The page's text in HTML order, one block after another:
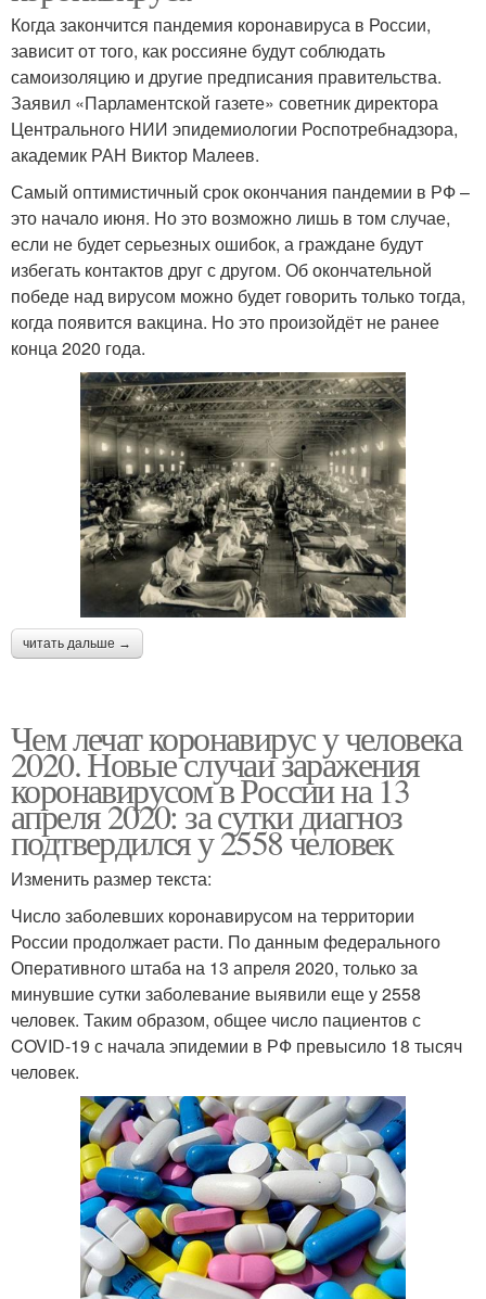
Когда закончится пандемия коронавируса в России,
зависит от того, как россияне будут соблюдать
самоизоляцию и другие предписания правительства.
Заявил «Парламентской газете» советник директора
Центрального НИИ эпидемиологии Роспотребнадзора,
академик РАН Виктор Малеев.
Самый оптимистичный срок окончания пандемии в РФ –
это начало июня. Но это возможно лишь в том случае,
если не будет серьезных ошибок, а граждане будут
избегать контактов друг с другом. Об окончательной
победе над вирусом можно будет говорить только тогда,
когда появится вакцина. Но это произойдёт не ранее
конца 2020 года.
читать дальше →
Чем лечат коронавирус у человека
2020. Новые случаи заражения
коронавирусом в России на 13
апреля 2020: за сутки диагноз
подтвердился у 2558 человек
Изменить размер текста:
Число заболевших коронавирусом на территории
России продолжает расти. По данным федерального
Оперативного штаба на 13 апреля 2020, только за
минувшие сутки заболевание выявили еще у 2558
человек. Таким образом, общее число пациентов с
COVID-19 с начала эпидемии в РФ превысило 18 тысяч
человек.